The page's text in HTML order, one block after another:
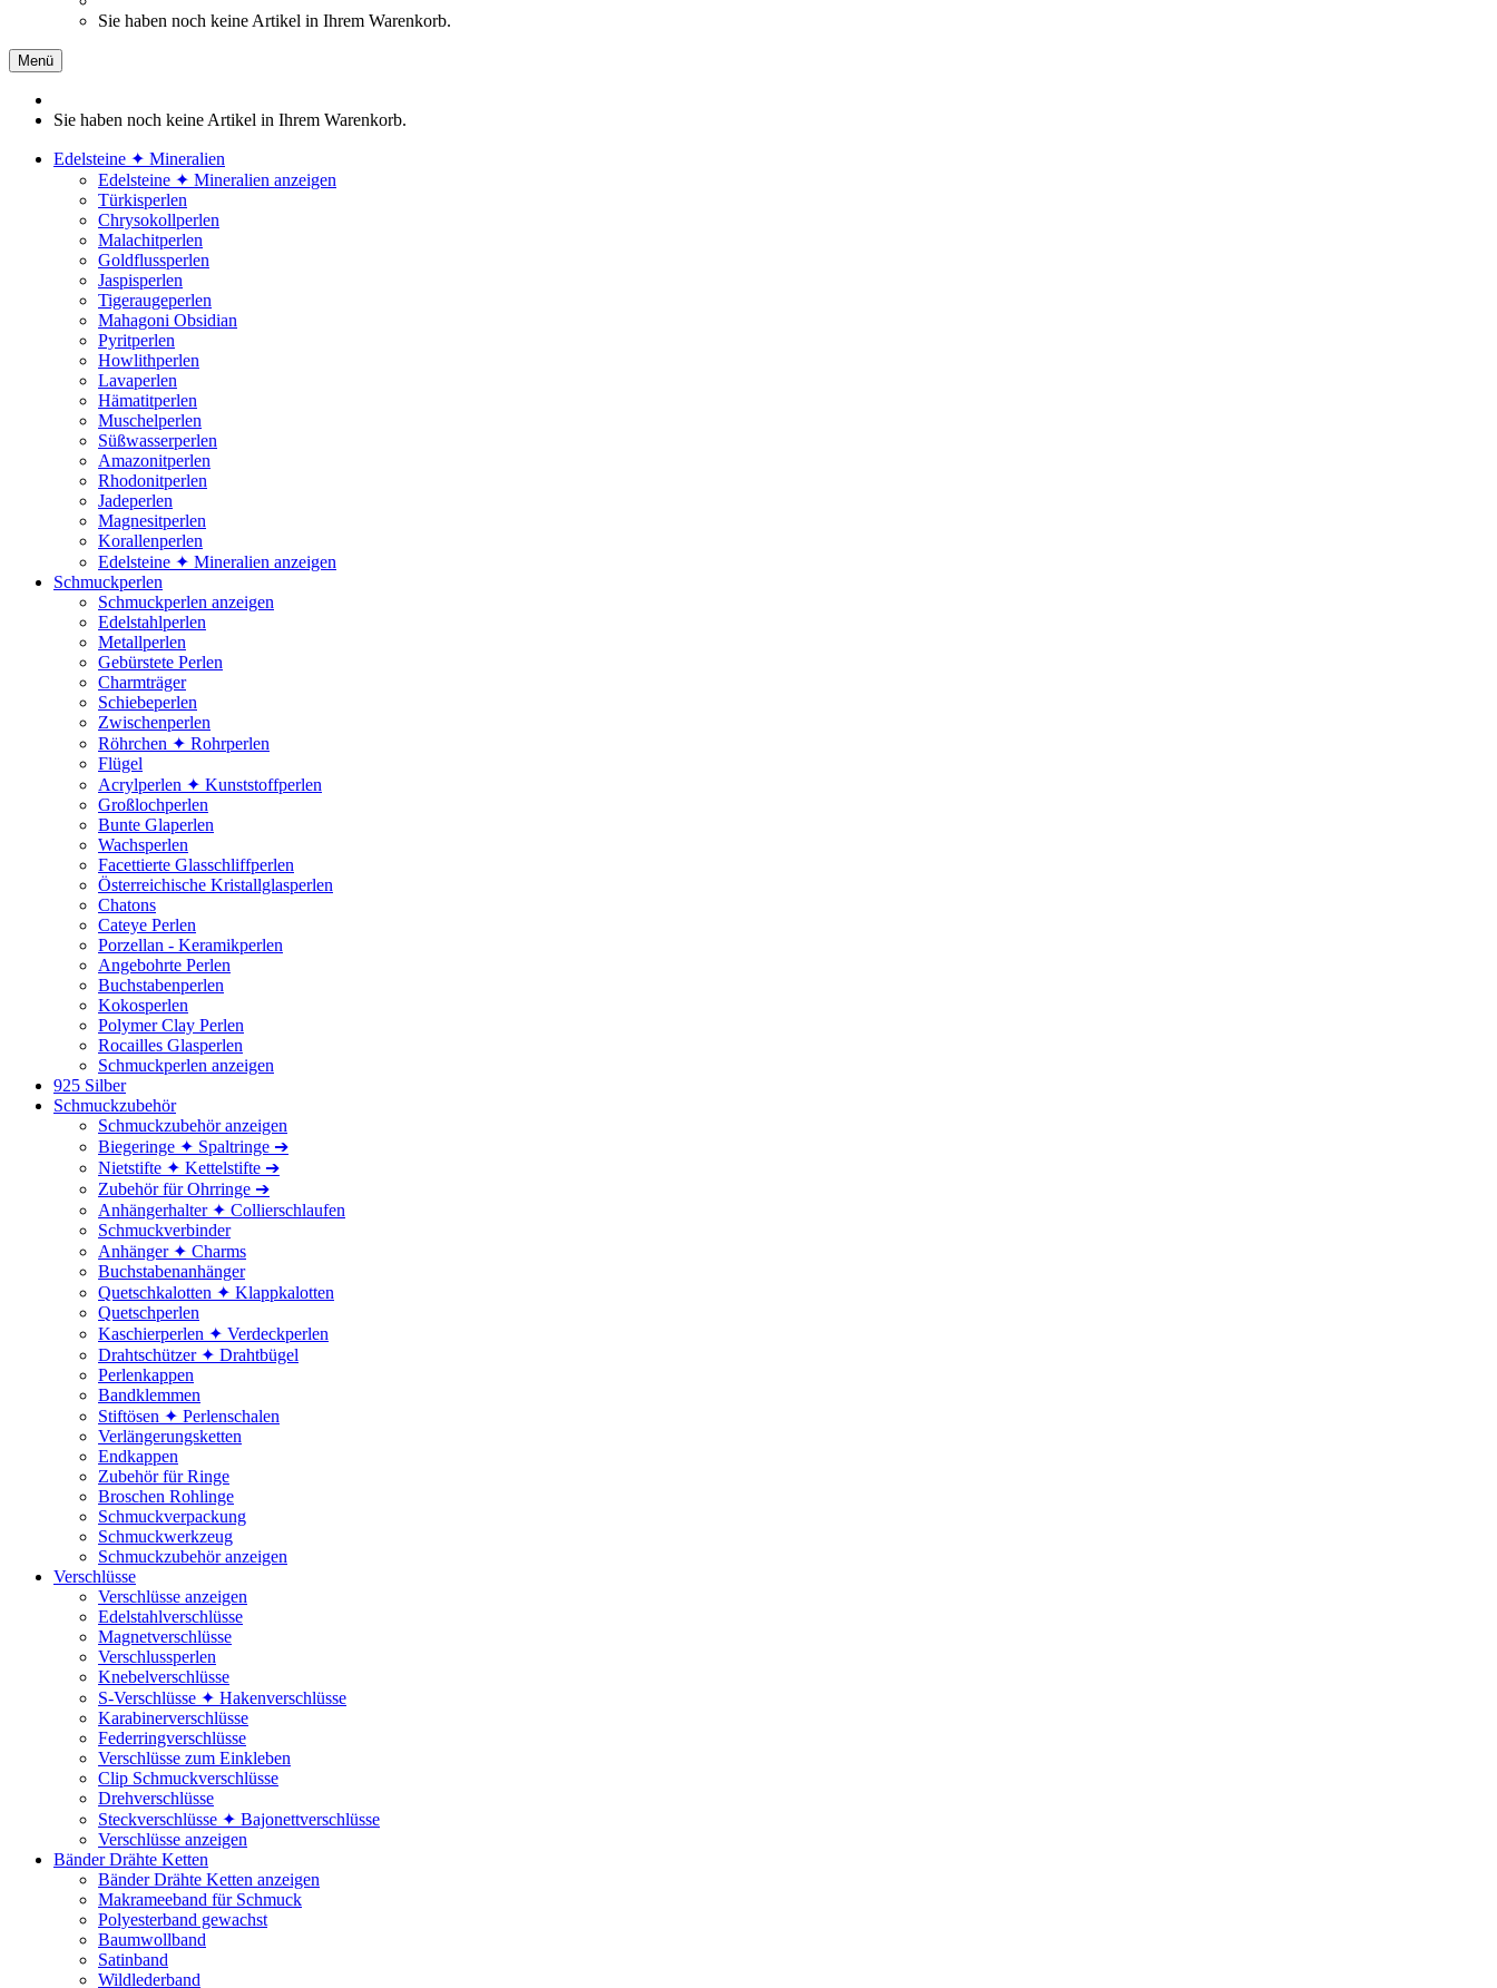
Sie haben noch keine Artikel in Ihrem Warenkorb.
Menü
Sie haben noch keine Artikel in Ihrem Warenkorb.
Edelsteine ✦ Mineralien
Edelsteine ✦ Mineralien anzeigen
Türkisperlen
Chrysokollperlen
Malachitperlen
Goldflussperlen
Jaspisperlen
Tigeraugeperlen
Mahagoni Obsidian
Pyritperlen
Howlithperlen
Lavaperlen
Hämatitperlen
Muschelperlen
Süßwasserperlen
Amazonitperlen
Rhodonitperlen
Jadeperlen
Magnesitperlen
Korallenperlen
Edelsteine ✦ Mineralien anzeigen
Schmuckperlen
Schmuckperlen anzeigen
Edelstahlperlen
Metallperlen
Gebürstete Perlen
Charmträger
Schiebeperlen
Zwischenperlen
Röhrchen ✦ Rohrperlen
Flügel
Acrylperlen ✦ Kunststoffperlen
Großlochperlen
Bunte Glaperlen
Wachsperlen
Facettierte Glasschliffperlen
Österreichische Kristallglasperlen
Chatons
Cateye Perlen
Porzellan - Keramikperlen
Angebohrte Perlen
Buchstabenperlen
Kokosperlen
Polymer Clay Perlen
Rocailles Glasperlen
Schmuckperlen anzeigen
925 Silber
Schmuckzubehör
Schmuckzubehör anzeigen
Biegeringe ✦ Spaltringe ➔
Nietstifte ✦ Kettelstifte ➔
Zubehör für Ohrringe ➔
Anhängerhalter ✦ Collierschlaufen
Schmuckverbinder
Anhänger ✦ Charms
Buchstabenanhänger
Quetschkalotten ✦ Klappkalotten
Quetschperlen
Kaschierperlen ✦ Verdeckperlen
Drahtschützer ✦ Drahtbügel
Perlenkappen
Bandklemmen
Stiftösen ✦ Perlenschalen
Verlängerungsketten
Endkappen
Zubehör für Ringe
Broschen Rohlinge
Schmuckverpackung
Schmuckwerkzeug
Schmuckzubehör anzeigen
Verschlüsse
Verschlüsse anzeigen
Edelstahlverschlüsse
Magnetverschlüsse
Verschlussperlen
Knebelverschlüsse
S-Verschlüsse ✦ Hakenverschlüsse
Karabinerverschlüsse
Federringverschlüsse
Verschlüsse zum Einkleben
Clip Schmuckverschlüsse
Drehverschlüsse
Steckverschlüsse ✦ Bajonettverschlüsse
Verschlüsse anzeigen
Bänder Drähte Ketten
Bänder Drähte Ketten anzeigen
Makrameeband für Schmuck
Polyesterband gewachst
Baumwollband
Satinband
Wildlederband